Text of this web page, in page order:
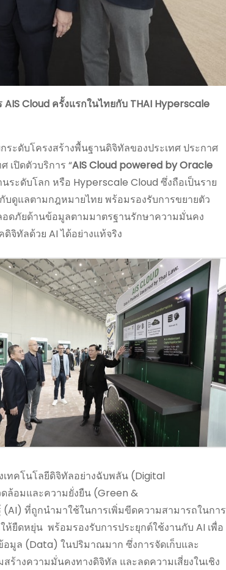
AIS Cloud ครั้งแรกในไทยกับ THAI Hyperscale
ะดับโครงสร้างพื้นฐานดิจิทัลของประเทศ ประกาศ
เปิดตัวบริการ “AIS Cloud powered by Oracle
ระดับโลก หรือ Hyperscale Cloud ซึ่งถือเป็นราย
บดูแลตามกฎหมายไทย พร้อมรองรับการขยายตัว
อดภัยด้านข้อมูลตามมาตรฐานรักษาความมั่นคง
จิทัลด้วย AI ได้อย่างแท้จริง
ทคโนโลยีดิจิทัลอย่างฉับพลัน (Digital
ล้อมและความยั่งยืน (Green &
ที่ถูกนำมาใช้ในการเพิ่มขีดความสามารถในการ
ยืดหยุ่น พร้อมรองรับการประยุกต์ใช้งานกับ AI เพื่อ
มูล (Data) ในปริมาณมาก ซึ่งการจัดเก็บและ
ร้างความมั่นคงทางดิจิทัล และลดความเสี่ยงในเชิง